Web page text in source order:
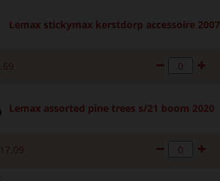
Lemax stickymax kerstdorp accessoire 2007
,69
Lemax assorted pine trees s/21 boom 2020
17,09